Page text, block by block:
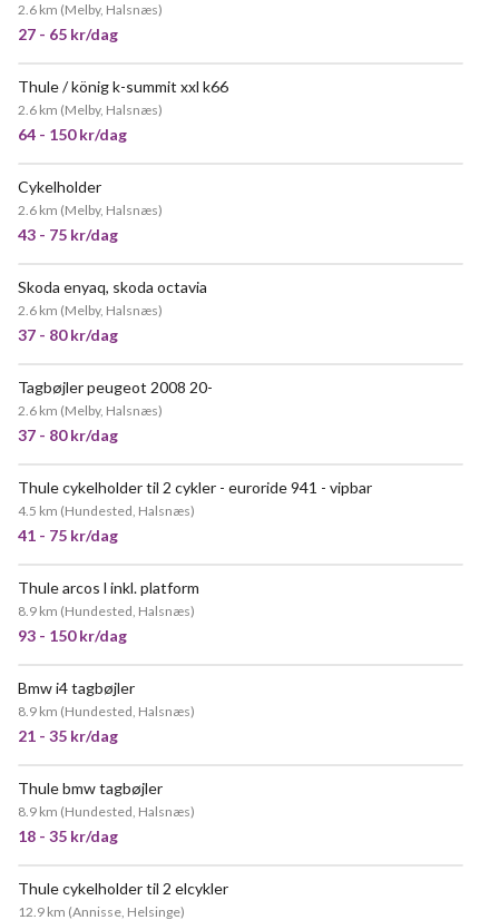
2.6 km (Melby, Halsnæs)
27 - 65 kr/dag
Thule / könig k-summit xxl k66
2.6 km (Melby, Halsnæs)
64 - 150 kr/dag
Cykelholder
2.6 km (Melby, Halsnæs)
43 - 75 kr/dag
Skoda enyaq, skoda octavia
2.6 km (Melby, Halsnæs)
37 - 80 kr/dag
Tagbøjler peugeot 2008 20-
2.6 km (Melby, Halsnæs)
37 - 80 kr/dag
Thule cykelholder til 2 cykler - euroride 941 - vipbar
4.5 km (Hundested, Halsnæs)
41 - 75 kr/dag
Thule arcos l inkl. platform
8.9 km (Hundested, Halsnæs)
93 - 150 kr/dag
Bmw i4 tagbøjler
8.9 km (Hundested, Halsnæs)
21 - 35 kr/dag
Thule bmw tagbøjler
8.9 km (Hundested, Halsnæs)
18 - 35 kr/dag
Thule cykelholder til 2 elcykler
12.9 km (Annisse, Helsinge)